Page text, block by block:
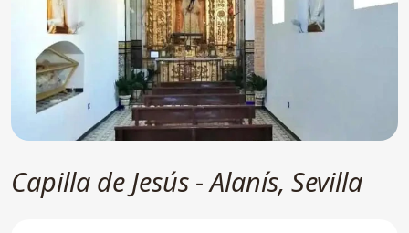
Capilla de Jesús - Alanís, Sevilla